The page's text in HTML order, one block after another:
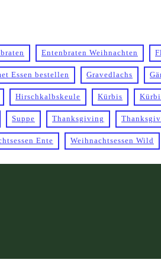
Entenbraten Weihnachten
Essen bestellen Gravedlachs
Hirschkalbskeule Kürbis
Suppe Thanksgiving
Ente Weihnachtsessen Wild